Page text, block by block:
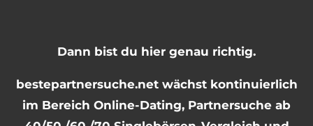
Dann bist du hier genau richtig.
bestepartnersuche.net wächst kontinuierlich
im Bereich Online-Dating, Partnersuche ab